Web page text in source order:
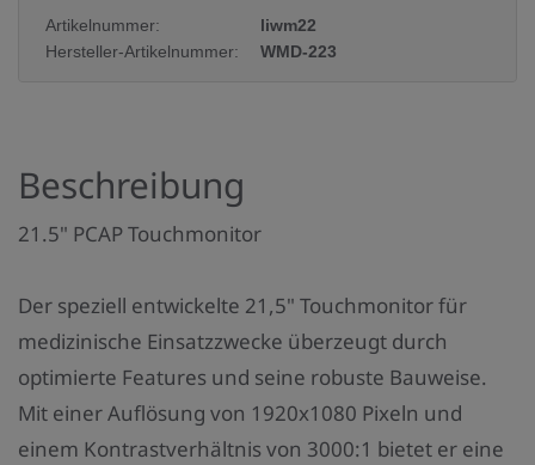
Artikelnummer:
liwm22
Hersteller-Artikelnummer:
WMD-223
Beschreibung
21.5" PCAP Touchmonitor
Der speziell entwickelte 21,5" Touchmonitor für
medizinische Einsatzzwecke überzeugt durch
optimierte Features und seine robuste Bauweise.
Mit einer Auflösung von 1920x1080 Pixeln und
einem Kontrastverhältnis von 3000:1 bietet er eine